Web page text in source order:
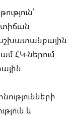
ՀԿ-ներում
և